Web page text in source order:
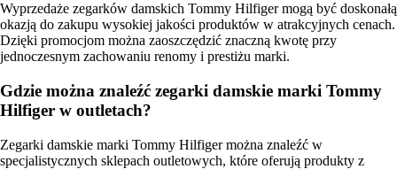
Wyprzedaże zegarków damskich Tommy Hilfiger mogą być doskonałą
okazją do zakupu wysokiej jakości produktów w atrakcyjnych cenach.
Dzięki promocjom można zaoszczędzić znaczną kwotę przy
jednoczesnym zachowaniu renomy i prestiżu marki.
Gdzie można znaleźć zegarki damskie marki Tommy
Hilfiger w outletach?
Zegarki damskie marki Tommy Hilfiger można znaleźć w
specjalistycznych sklepach outletowych, które oferują produkty z